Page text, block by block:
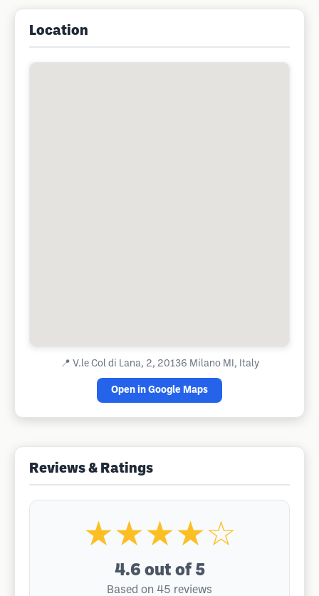
Location
📍 V.le Col di Lana, 2, 20136 Milano MI, Italy
Open in Google Maps
Reviews & Ratings
★★★★☆
4.6 out of 5
Based on 45 reviews